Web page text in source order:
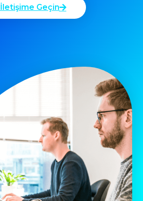
İletişime Geçin